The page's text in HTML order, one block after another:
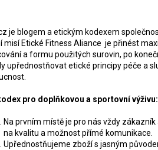
je blogem a etickým kodexem
misí Etické Fitness Aliance je přinést
a formu použitých surovin, po
upřednostňovat etické principy péče a
pro doplňkovou a sportovní výživu:
Na prvním místě je pro nás vždy
na kvalitu a možnost přímé komunikace.
Upřednostňujeme zboží s jasným